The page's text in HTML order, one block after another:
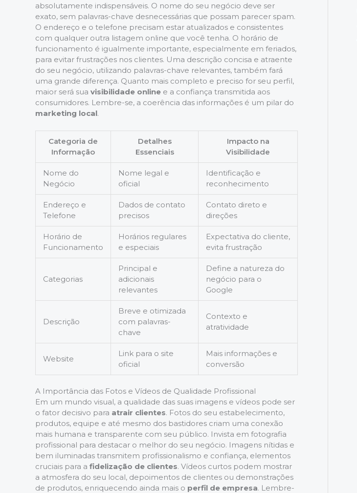
absolutamente indispensáveis. O nome do seu negócio deve ser
exato, sem palavras-chave desnecessárias que possam parecer spam.
O endereço e o telefone precisam estar atualizados e consistentes
com qualquer outra listagem online que você tenha. O horário de
funcionamento é igualmente importante, especialmente em feriados,
para evitar frustrações nos clientes. Uma descrição concisa e atraente
do seu negócio, utilizando palavras-chave relevantes, também fará
uma grande diferença. Quanto mais completo e preciso for seu perfil,
maior será sua visibilidade online e a confiança transmitida aos
consumidores. Lembre-se, a coerência das informações é um pilar do
marketing local.
Categoria de
Informação
Detalhes
Essenciais
Impacto na
Visibilidade
Nome do
Negócio
Nome legal e
oficial
Identificação e
reconhecimento
Endereço e
Telefone
Dados de contato
precisos
Contato direto e
direções
Horário de
Funcionamento
Horários regulares
e especiais
Expectativa do cliente,
evita frustração
Categorias
Principal e
adicionais
relevantes
Define a natureza do
negócio para o
Google
Descrição
Breve e otimizada
com palavras-
chave
Contexto e
atratividade
Website
Link para o site
oficial
Mais informações e
conversão
A Importância das Fotos e Vídeos de Qualidade Profissional
Em um mundo visual, a qualidade das suas imagens e vídeos pode ser
o fator decisivo para atrair clientes. Fotos do seu estabelecimento,
produtos, equipe e até mesmo dos bastidores criam uma conexão
mais humana e transparente com seu público. Invista em fotografia
profissional para destacar o melhor do seu negócio. Imagens nítidas e
bem iluminadas transmitem profissionalismo e confiança, elementos
cruciais para a fidelização de clientes. Vídeos curtos podem mostrar
a atmosfera do seu local, depoimentos de clientes ou demonstrações
de produtos, enriquecendo ainda mais o perfil de empresa. Lembre-